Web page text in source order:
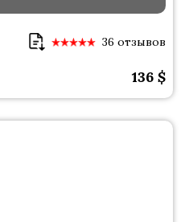
36 отзывов
136 $